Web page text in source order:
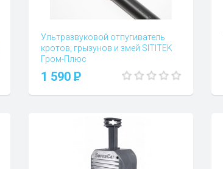
Ультразвуковой отпугиватель
кротов, грызунов и змей SITITEK
Гром-Плюc
Вопросы и отзывы (0)
1 590 P